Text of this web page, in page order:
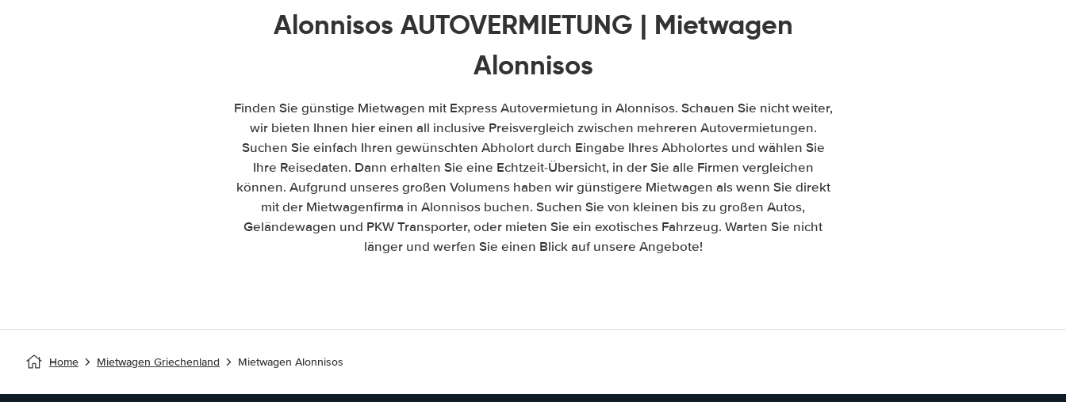
Alonnisos AUTOVERMIETUNG | Mietwagen
Alonnisos
Finden Sie günstige Mietwagen mit Express Autovermietung in Alonnisos. Schauen Sie nicht weiter,
wir bieten Ihnen hier einen all inclusive Preisvergleich zwischen mehreren Autovermietungen.
Suchen Sie einfach Ihren gewünschten Abholort durch Eingabe Ihres Abholortes und wählen Sie
Ihre Reisedaten. Dann erhalten Sie eine Echtzeit-Übersicht, in der Sie alle Firmen vergleichen
können. Aufgrund unseres großen Volumens haben wir günstigere Mietwagen als wenn Sie direkt
mit der Mietwagenfirma in Alonnisos buchen. Suchen Sie von kleinen bis zu großen Autos,
Geländewagen und PKW Transporter, oder mieten Sie ein exotisches Fahrzeug. Warten Sie nicht
länger und werfen Sie einen Blick auf unsere Angebote!
Home Mietwagen Griechenland Mietwagen Alonnisos